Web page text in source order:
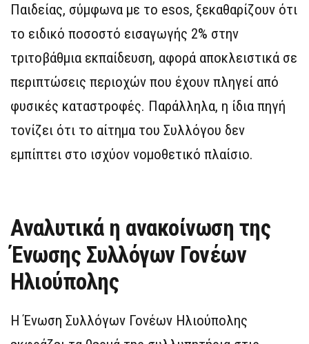
Παιδείας, σύμφωνα με το esos, ξεκαθαρίζουν ότι
το ειδικό ποσοστό εισαγωγής 2% στην
τριτοβάθμια εκπαίδευση, αφορά αποκλειστικά σε
περιπτώσεις περιοχών που έχουν πληγεί από
φυσικές καταστροφές. Παράλληλα, η ίδια πηγή
τονίζει ότι το αίτημα του Συλλόγου δεν
εμπίπτει στο ισχύον νομοθετικό πλαίσιο.
Αναλυτικά η ανακοίνωση της
Ένωσης Συλλόγων Γονέων
Ηλιούπολης
Η Ένωση Συλλόγων Γονέων Ηλιούπολης